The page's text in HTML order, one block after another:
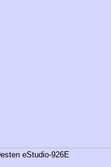
eStudio-926E